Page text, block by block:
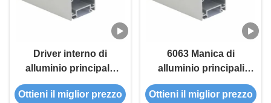
Driver interno di
alluminio principale
Up And Down di
profilo IP20 della
Ottieni il miglior prezzo
6063 Manica di
alluminio principali
100lm/W con la
copertura per su e giù
Ottieni il miglior prezzo